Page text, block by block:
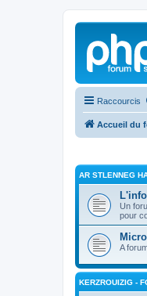
Raccourcis
Accueil du
AR STLENNEG
Un
pour
A
KERZROUIZIG -